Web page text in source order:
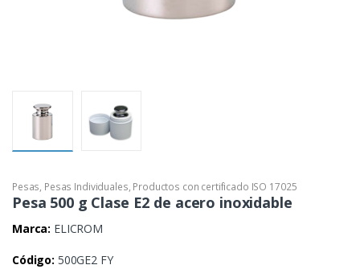
Pesas, Pesas Individuales, Productos con certificado ISO 17025
Pesa 500 g Clase E2 de acero inoxidable
Marca: ELICROM
Código: 500GE2 FY